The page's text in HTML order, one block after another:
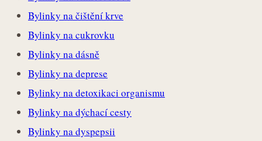
Bylinky na čištění krve
Bylinky na cukrovku
Bylinky na dásně
Bylinky na deprese
Bylinky na detoxikaci organismu
Bylinky na dýchací cesty
Bylinky na dyspepsii